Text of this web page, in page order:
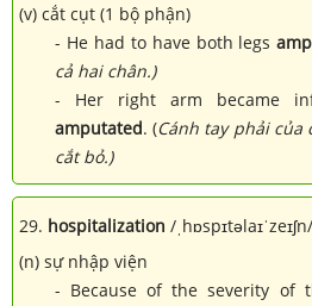
(v) cắt cụt (1 bộ phận)
- He had to have both legs
cả hai chân.)
- Her right arm became
amputated. (Cánh tay phải
cắt bỏ.)
29. hospitalization /ˌhɒspɪtəlaɪˈzeɪʃn/
(n) sự nhập viện
- Because of the severity of